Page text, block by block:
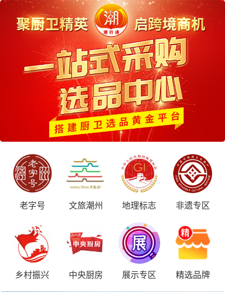
老字号 文旅潮州 地理标志 非遗专区
乡村振兴 中央厨房 展示专区 精选品牌